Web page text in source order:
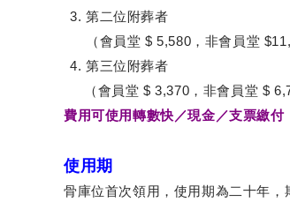
第二位附葬者
（會員堂 $ 5,580，非會員堂
第三位附葬者
（會員堂 $ 3,370，非會員堂 $
費用可使用轉數快／現金／支票繳付
使用期
骨庫位首次領用，使用期為二十年，